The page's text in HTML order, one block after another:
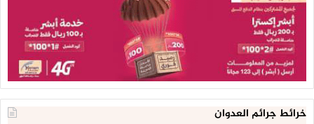
خرائط جرائم العدوان